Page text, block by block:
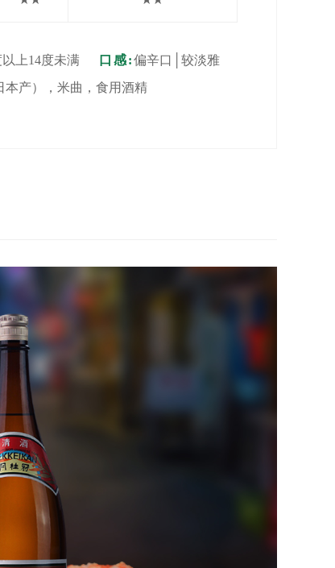
以上14度未满 口感:偏辛口│较淡雅
本产），米曲，食用酒精